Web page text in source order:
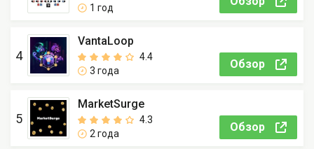
1 год
4
VantaLoop
4.4
3 года
Обзор
5
MarketSurge
4.3
2 года
Обзор